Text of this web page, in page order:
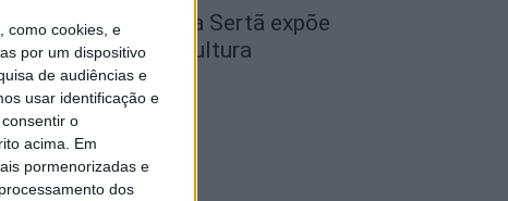
como cookies, e
por um dispositivo
de audiências e
usar identificação e
o
acima. Em
pormenorizadas e
dos
Academia Sénior da Sertã expõe
artes na Casa da Cultura
7 de Agosto, 2026